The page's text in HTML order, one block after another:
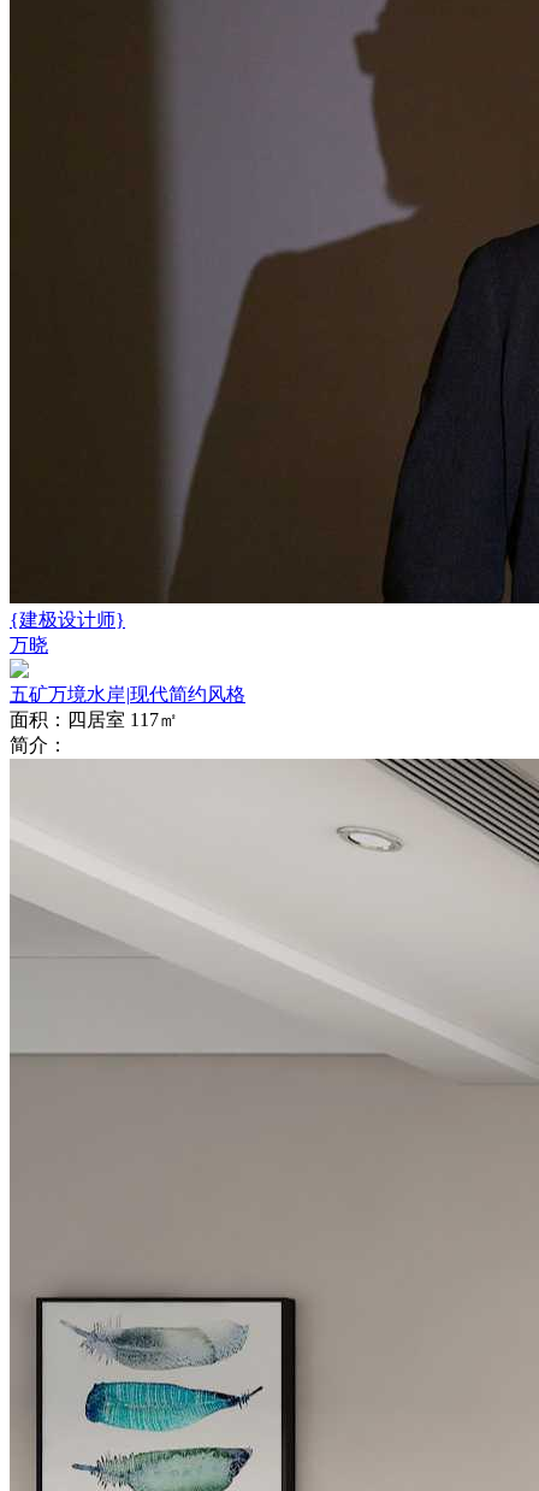
{建极设计师}
万晓
五矿万境水岸|现代简约风格
面积：四居室 117㎡
简介：